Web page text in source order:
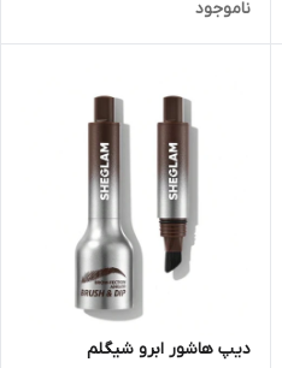
ناموجود
دیپ هاشور ابرو شیگلم